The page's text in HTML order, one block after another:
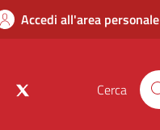
Accedi all'area personale
YouTube Cerca